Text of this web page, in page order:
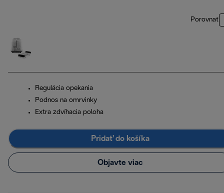
Porovnať
Regulácia opekania
Podnos na omrvinky
Extra zdvíhacia poloha
Pridať do košíka
Objavte viac